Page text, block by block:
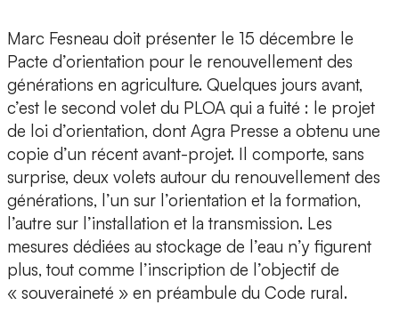
Marc Fesneau doit présenter le 15 décembre le
Pacte d’orientation pour le renouvellement des
générations en agriculture. Quelques jours avant,
c’est le second volet du PLOA qui a fuité : le projet
de loi d’orientation, dont Agra Presse a obtenu une
copie d’un récent avant-projet. Il comporte, sans
surprise, deux volets autour du renouvellement des
générations, l’un sur l’orientation et la formation,
l’autre sur l’installation et la transmission. Les
mesures dédiées au stockage de l’eau n’y figurent
plus, tout comme l’inscription de l’objectif de
« souveraineté » en préambule du Code rural.